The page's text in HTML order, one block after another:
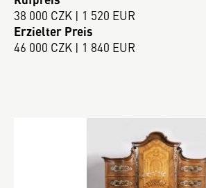
38 000 CZK | 1 520 EUR
Erzielter Preis
46 000 CZK | 1 840 EUR